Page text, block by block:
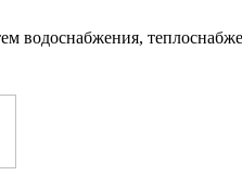
водоснабжения,